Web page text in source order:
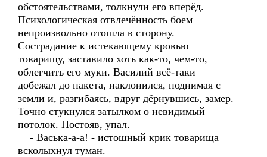
обстоятельствами, толкнули его вперёд.
Психологическая отвлечённость боем
непроизвольно отошла в сторону.
Сострадание к истекающему кровью
товарищу, заставило хоть как-то, чем-то,
облегчить его муки. Василий всё-таки
добежал до пакета, наклонился, поднимая с
земли и, разгибаясь, вдруг дёрнувшись, замер.
Точно стукнулся затылком о невидимый
потолок. Постояв, упал.
- Васька-а-а! - истошный крик товарища
всколыхнул туман.